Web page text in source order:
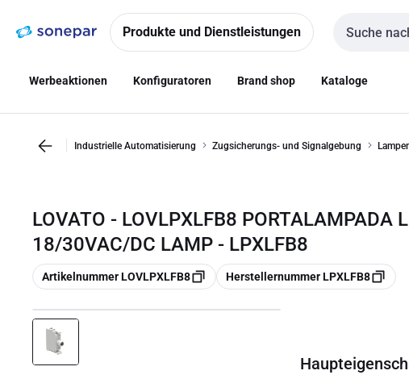
NavigationInhalt
Produkte und Dienstleistungen
Sucheingabe
Werbeaktionen Konfiguratoren Brand shop Kataloge
Industrielle Automatisierung Zugsicherungs- und Signalgebung
LOVATO - LOVLPXLFB8 PORTALAMPADA
18/30VAC/DC LAMP - LPXLFB8
Kopieren
Artikelnummer LOVLPXLFB8 Kopieren
Herstellernummer LPXLFB8